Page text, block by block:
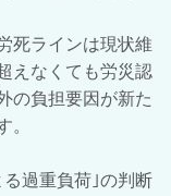
死ラインは現状維
えなくても労災認
の負担要因が新た
。
過重負荷｣の判断